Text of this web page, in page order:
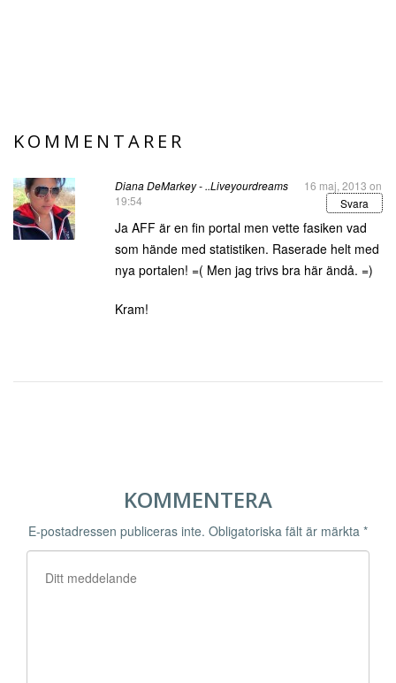
KOMMENTARER
Diana DeMarkey - ..Liveyourdreams
16 maj, 2013 on
19:54
Svara
Ja AFF är en fin portal men vette fasiken vad
som hände med statistiken. Raserade helt med
nya portalen! =( Men jag trivs bra här ändå. =)
Kram!
KOMMENTERA
E-postadressen publiceras inte. Obligatoriska fält är märkta *